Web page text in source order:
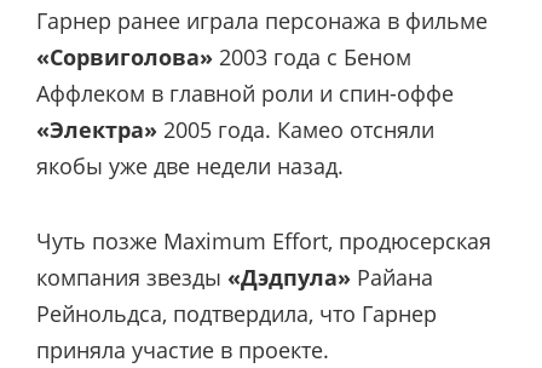
Гарнер ранее играла персонажа в фильме
«Сорвиголова» 2003 года с Беном
Аффлеком в главной роли и спин-оффе
«Электра» 2005 года. Камео отсняли
якобы уже две недели назад.
Чуть позже Maximum Effort, продюсерская
компания звезды «Дэдпула» Райана
Рейнольдса, подтвердила, что Гарнер
приняла участие в проекте.